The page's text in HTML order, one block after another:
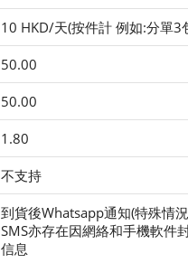
10 HKD/天(按件計 例如:分單3
50.00
50.00
1.80
不支持
到貨後Whatsapp通知(特殊情
SMS亦存在因網絡和手機軟件
信息